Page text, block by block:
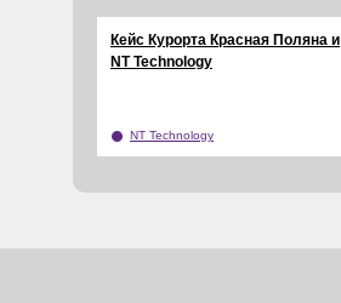
NT Technology
Кейс Курорта Красная Поляна и
NT Technology